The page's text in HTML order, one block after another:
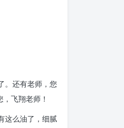
。还有老师，您
飞翔老师！
这么油了，细腻